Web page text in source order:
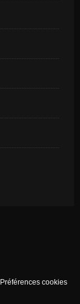
Préférences cookies